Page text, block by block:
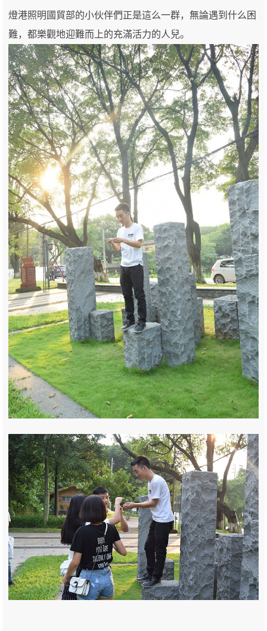
燈港照明國貿部的小伙伴們正是這么一群，無論遇到什么困
難，都樂觀地迎難而上的充滿活力的人兒。